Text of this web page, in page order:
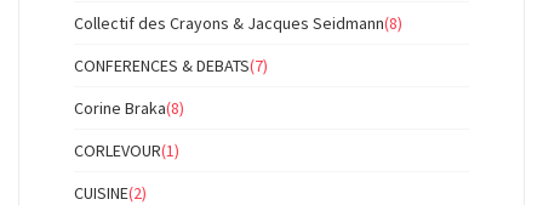
Collectif des Crayons & Jacques Seidmann(8)
CONFERENCES & DEBATS(7)
Corine Braka(8)
CORLEVOUR(1)
CUISINE(2)